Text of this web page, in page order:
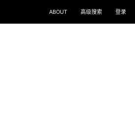
ABOUT 高级搜索 登录